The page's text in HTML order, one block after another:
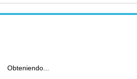
Obteniendo...